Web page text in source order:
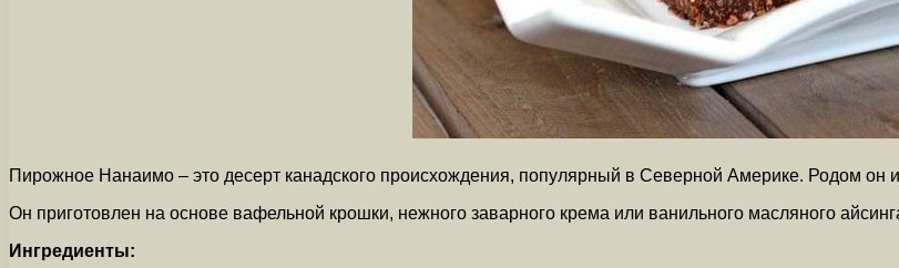
Пирожное Нанаимо – это десерт канадского происхождения, популярный в Северной Америке. Родом он
Он приготовлен на основе вафельной крошки, нежного заварного крема или ванильного масляного
Ингредиенты: